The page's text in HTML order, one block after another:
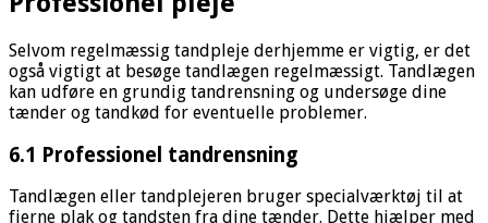
Selvom regelmæssig tandpleje derhjemme er vigtig, er det
også vigtigt at besøge tandlægen regelmæssigt. Tandlægen
kan udføre en grundig tandrensning og undersøge dine
tænder og tandkød for eventuelle problemer.
6.1 Professionel tandrensning
Tandlægen eller tandplejeren bruger specialværktøj til at
fjerne plak og tandsten fra dine tænder. Dette hjælper med